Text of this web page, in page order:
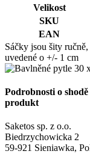
Velikost
SKU
EAN
Sáčky jsou šity
uvedené o +/- 1 cm
Podrobnosti o
produkt
Saketos sp. z o.o.
Biedrzychowicka 2
59-921 Sieniawka,